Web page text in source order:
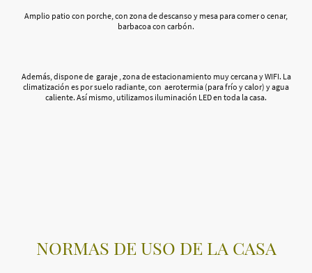
Amplio patio con porche, con zona de descanso y mesa para comer o cenar,
barbacoa con carbón.
Además, dispone de garaje , zona de estacionamiento muy cercana y WIFI. La
climatización es por suelo radiante, con aerotermia (para frío y calor) y agua
caliente. Así mismo, utilizamos iluminación LED en toda la casa.
NORMAS DE USO DE LA CASA